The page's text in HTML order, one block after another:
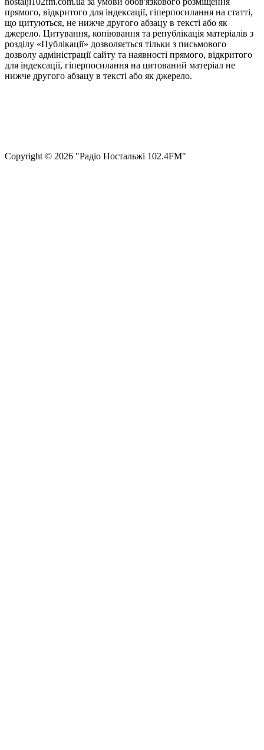
прямого, відкритого для індексації, гіперпосилання на статті,
що цитуються, не нижче другого абзацу в тексті або як
джерело. Цитування, копіювання та републікація матеріалів з
розділу «Публікації» дозволяється тільки з письмового
дозволу адміністрації сайту та наявності прямого, відкритого
для індексації, гіперпосилання на цитований матеріал не
нижче другого абзацу в тексті або як джерело.
Сopyright © 2026 "Радіо Ностальжі 102.4FM"